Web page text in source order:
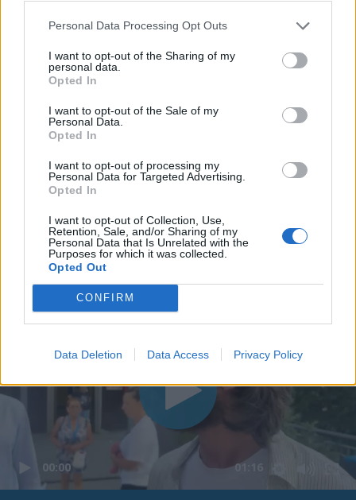
Personal Data Processing Opt Outs
I want to opt-out of the Sharing of my
personal data.
Opted In
I want to opt-out of the Sale of my
Personal Data.
Opted In
I want to opt-out of processing my
Personal Data for Targeted Advertising.
Opted In
I want to opt-out of Collection, Use,
Retention, Sale, and/or Sharing of my
Personal Data that Is Unrelated with the
Purposes for which it was collected.
Opted Out
CONFIRM
Data Deletion Data Access Privacy Policy
00:00 01:16